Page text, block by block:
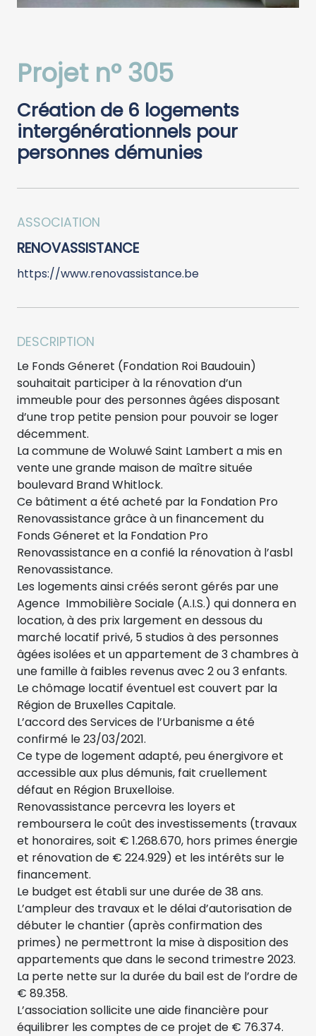
Projet n° 305
Création de 6 logements
intergénérationnels pour
personnes démunies
ASSOCIATION
RENOVASSISTANCE
https://www.renovassistance.be
DESCRIPTION
Le Fonds Géneret (Fondation Roi Baudouin)
souhaitait participer à la rénovation d’un
immeuble pour des personnes âgées disposant
d’une trop petite pension pour pouvoir se loger
décemment.
La commune de Woluwé Saint Lambert a mis en
vente une grande maison de maître située
boulevard Brand Whitlock.
Ce bâtiment a été acheté par la Fondation Pro
Renovassistance grâce à un financement du
Fonds Géneret et la Fondation Pro
Renovassistance en a confié la rénovation à l’asbl
Renovassistance.
Les logements ainsi créés seront gérés par une
Agence Immobilière Sociale (A.I.S.) qui donnera en
location, à des prix largement en dessous du
marché locatif privé, 5 studios à des personnes
âgées isolées et un appartement de 3 chambres à
une famille à faibles revenus avec 2 ou 3 enfants.
Le chômage locatif éventuel est couvert par la
Région de Bruxelles Capitale.
L’accord des Services de l’Urbanisme a été
confirmé le 23/03/2021.
Ce type de logement adapté, peu énergivore et
accessible aux plus démunis, fait cruellement
défaut en Région Bruxelloise.
Renovassistance percevra les loyers et
remboursera le coût des investissements (travaux
et honoraires, soit € 1.268.670, hors primes énergie
et rénovation de € 224.929) et les intérêts sur le
financement.
Le budget est établi sur une durée de 38 ans.
L’ampleur des travaux et le délai d’autorisation de
débuter le chantier (après confirmation des
primes) ne permettront la mise à disposition des
appartements que dans le second trimestre 2023.
La perte nette sur la durée du bail est de l’ordre de
€ 89.358.
L’association sollicite une aide financière pour
équilibrer les comptes de ce projet de € 76.374.